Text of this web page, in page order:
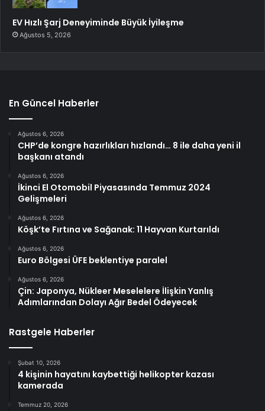
EV Hızlı Şarj Deneyiminde Büyük İyileşme
Ağustos 5, 2026
En Güncel Haberler
Ağustos 6, 2026
CHP’de kongre hazırlıkları hızlandı… 8 ile daha yeni il
başkanı atandı
Ağustos 6, 2026
İkinci El Otomobil Piyasasında Temmuz 2024
Gelişmeleri
Ağustos 6, 2026
Köşk’te Fırtına ve Sağanak: 11 Hayvan Kurtarıldı
Ağustos 6, 2026
Euro Bölgesi ÜFE beklentiye paralel
Ağustos 6, 2026
Çin: Japonya, Nükleer Meselelere İlişkin Yanlış
Adımlarından Dolayı Ağır Bedel Ödeyecek
Rastgele Haberler
Şubat 10, 2026
4 kişinin hayatını kaybettiği helikopter kazası
kamerada
Temmuz 20, 2026